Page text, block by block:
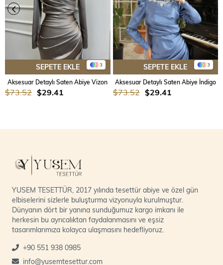
3
SEPETE EKLE
Aksesuar Detaylı Saten Abiye Vizon
$29.41
$73.52
3
SEPETE EKLE
Aksesuar Detaylı Saten Abiye İndigo
$29.41
$73.52
YUSEM TESETTÜR, 2017 yılında tesettür abiye ve özel gün
elbiselerini sizlerle buluşturma vizyonuyla kurulmuştur.
Dünyanın dört bir yanına sunduğumuz kargo imkanı ile
herkesin bu ayrıcalıktan faydalanmasını ve eşsiz
tasarımlarımıza kolayca ulaşmasını hedefliyoruz.
+90 551 938 0985
info@yusemtesettur.com